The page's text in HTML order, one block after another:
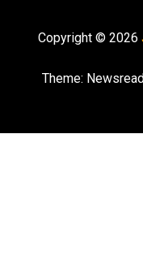
Copyright © 2026
Theme: